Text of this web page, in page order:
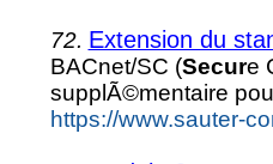
72. Extension du
BACnet/SC (Secure
supplÃ©mentaire
https://www.sauter-